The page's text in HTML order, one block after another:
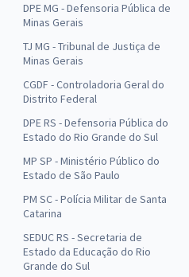
DPE MG - Defensoria Pública de
Minas Gerais
TJ MG - Tribunal de Justiça de
Minas Gerais
CGDF - Controladoria Geral do
Distrito Federal
DPE RS - Defensoria Pública do
Estado do Rio Grande do Sul
MP SP - Ministério Público do
Estado de São Paulo
PM SC - Polícia Militar de Santa
Catarina
SEDUC RS - Secretaria de
Estado da Educação do Rio
Grande do Sul